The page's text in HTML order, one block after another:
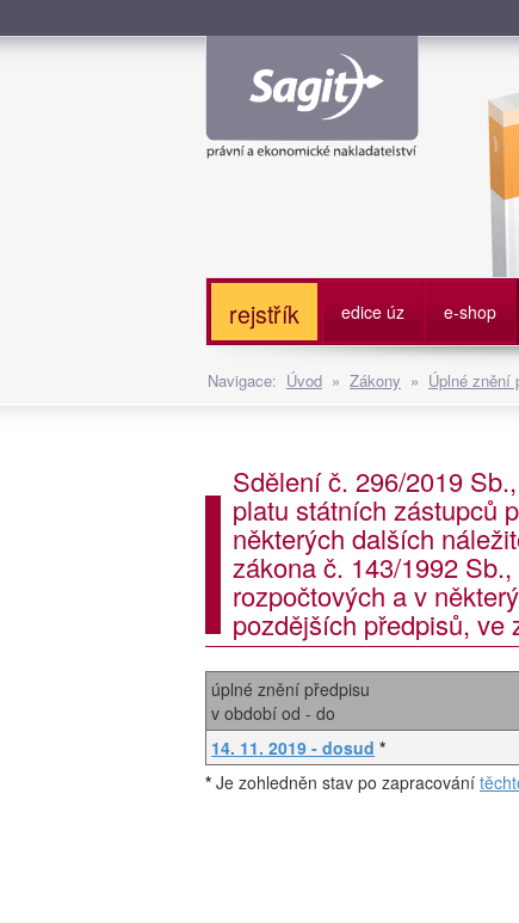
rejstřík edice úz e-shop
Navigace: Úvod » Zákony » Úplné znění
Sdělení č. 296/2019
platu státních zástupců
některých dalších
zákona č. 143/1992
rozpočtových a v
pozdějších předpisů, ve
úplné znění předpisu
v období od - do
14. 11. 2019 - dosud *
* Je zohledněn stav po zapracování